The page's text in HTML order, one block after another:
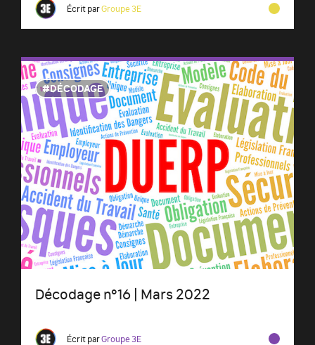
Écrit parGroupe 3E
DÉCODAGE
Décodage n°16 | Mars 2022
Écrit parGroupe 3E